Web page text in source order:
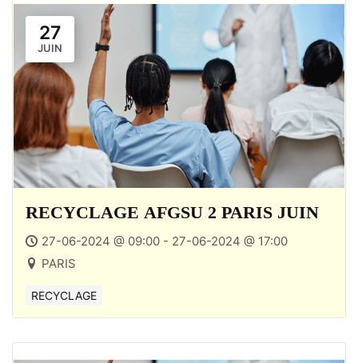
27
JUIN
RECYCLAGE AFGSU 2 PARIS JUIN
27-06-2024 @ 09:00 - 27-06-2024 @ 17:00
PARIS
RECYCLAGE